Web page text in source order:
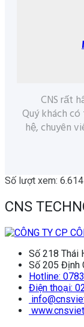
CNS rất
Quý khách
hệ, chuyên
Số lượt xem:
CNS
Số 218 Thái
Số 205 Định
Hotline:
Điện thoại: